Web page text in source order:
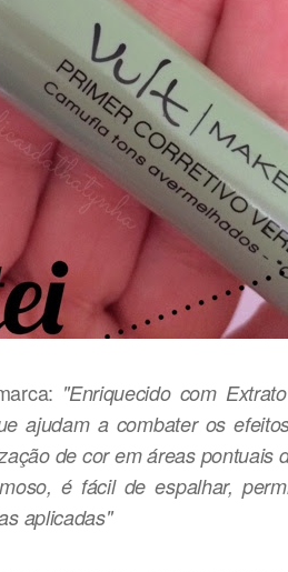
"Enriquecido com
ajudam a combater os
de cor em áreas
é fácil de espalhar,
aplicadas"